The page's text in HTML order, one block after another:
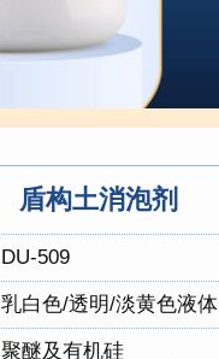
盾构土消泡剂
DU-509
乳白色/透明/淡黄色液体
聚醚及有机硅